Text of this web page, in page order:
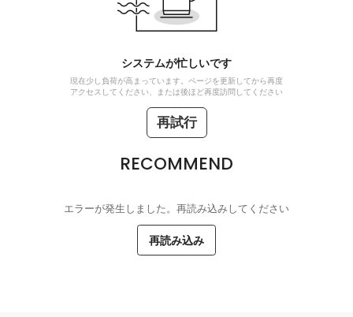
システムが忙しいです
現在少し負荷が高まっています。ページを更新してから再度
アクセスしてください、または後ほど再度訪問してください
再試行
RECOMMEND
エラーが発生しました。再読み込みしてください
再読み込み